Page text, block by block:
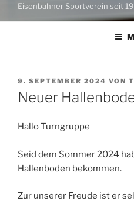
Eisenbahner Sportverein seit
VERÖFFENTLICHT
AM
9. SEPTEMBER 2024 VON
Neuer
Hallo Turngruppe
Seid dem Sommer 2024
Hallenboden bekommen.
Zur unserer Freude ist er